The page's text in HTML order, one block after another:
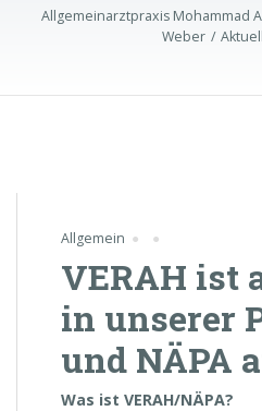
Allgemeinarztpraxis Mohammad
Weber
Allgemein
VERAH ist
in unserer
und NÄPA
Was ist VERAH/NÄPA?